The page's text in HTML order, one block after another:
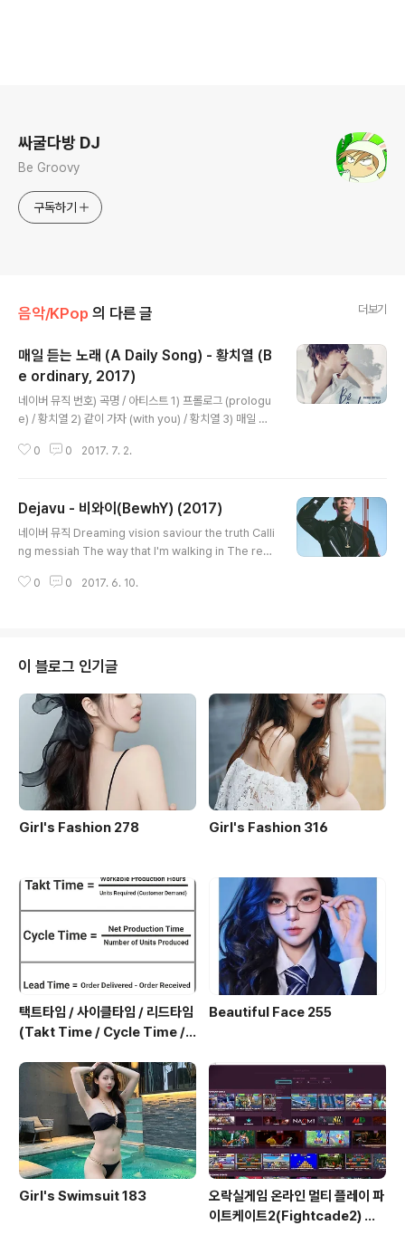
싸굴다방 DJ
Be Groovy
구독하기
음악/KPop 의 다른 글 더보기
매일 듣는 노래 (A Daily Song) - 황치열 (B
e ordinary, 2017)
네이버 뮤직 번호) 곡명 / 아티스트 1) 프롤로그 (prologu
e) / 황치열 2) 같이 가자 (with you) / 황치열 3) 매일 듣
5) 봄이라서 (One Spring Day) / 황치열 6) 널 위해 배
나는 이 공허함에 그 노래를 um 나도 모르게 또 이렇게 흥
얼거리고 있어 아마 너를 애타게 너를 부르듯이 세상에서
이 노래가 제일 좋다며 들려주던 함께 듣던 노래 너무 슬픈
올리게 만들어 다 우리 얘기만 같아서 아무리 귀를 ..
0 0 2017. 7. 2.
Dejavu - 비와이(BewhY) (2017)
네이버 뮤직 Dreaming vision saviour the truth Calli
ng messiah The way that I'm walking in The rea
al Alpha and omega Something that I can not se
날 머물진 않지 영원하게 역사들을 찬송하지 눈을 뜰 거야
One more time 믿음대로만 될지어다 믿음대로만 될지
어다 내 발걸음들이 증명이어..
0 0 2017. 6. 10.
이 블로그 인기글
Girl's Fashion 278 Girl's Fashion 316
택트타임 / 사이클타임 / 리드타임
(Takt Time / Cycle Time / L
Beautiful Face 255
Girl's Swimsuit 183
오락실게임 온라인 멀티 플레이 파
이트케이트2(Fightcade2) 설